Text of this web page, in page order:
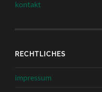
kontakt
RECHTLICHES
impressum